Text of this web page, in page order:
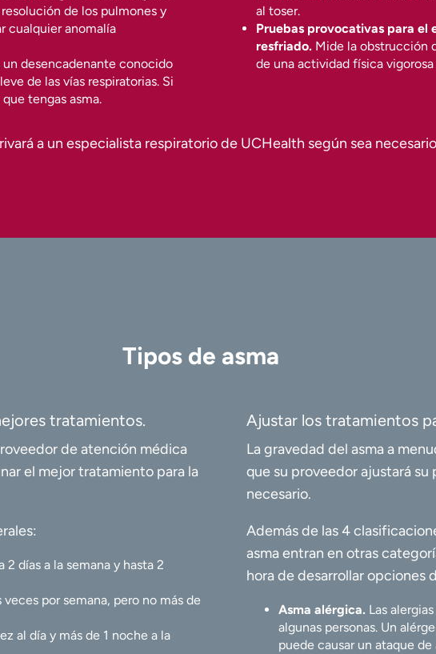
de los pulmones y
cualquier anomalía
un desencadenante conocido
de las vías respiratorias. Si
tengas asma.
al toser.
Pruebas provocativas para el
resfriado.Mide la obstrucción
de una actividad física
a un especialista respiratorio de UCHealth según sea
Tipos de asma
tratamientos.
de atención médica
el mejor tratamiento para la
2 días a la semana y hasta 2
por semana, pero no más de
al día y más de 1 noche a la
Ajustar los tratamientos
La gravedad del asma a
que su proveedor ajustará
necesario.
Además de las 4
asma entran en otras
hora de desarrollar opciones
Asma alérgica. Las
algunas personas. Un
puede causar un ataque de